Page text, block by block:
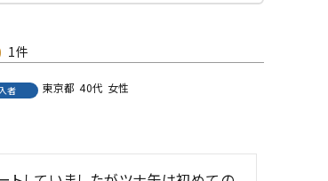
1
者 東京都 40代 女性